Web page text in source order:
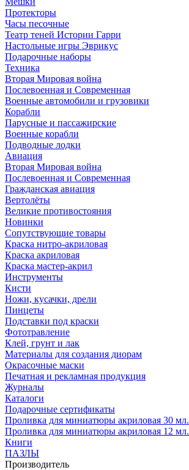
Протекторы
Часы песочные
Театр теней Истории Гарри
Настольные игры Эврикус
Подарочные наборы
Техника
Вторая Мировая война
Послевоенная и Современная
Военные автомобили и грузовики
Корабли
Парусные и пассажирские
Военные корабли
Подводные лодки
Авиация
Вторая Мировая война
Послевоенная и Современная
Гражданская авиация
Вертолёты
Великие противостояния
Новинки
Сопутствующие товары
Краска нитро-акриловая
Краска акриловая
Краска мастер-акрил
Инструменты
Кисти
Ножи, кусачки, дрели
Пинцеты
Подставки под краски
Фототравление
Клей, грунт и лак
Материалы для создания диорам
Окрасочные маски
Печатная и рекламная продукция
Журналы
Каталоги
Подарочные сертификаты
Проливка для миниатюры акриловая 30 мл.
Проливка для миниатюры акриловая 12 мл.
Книги
ПАЗЛЫ
Производитель